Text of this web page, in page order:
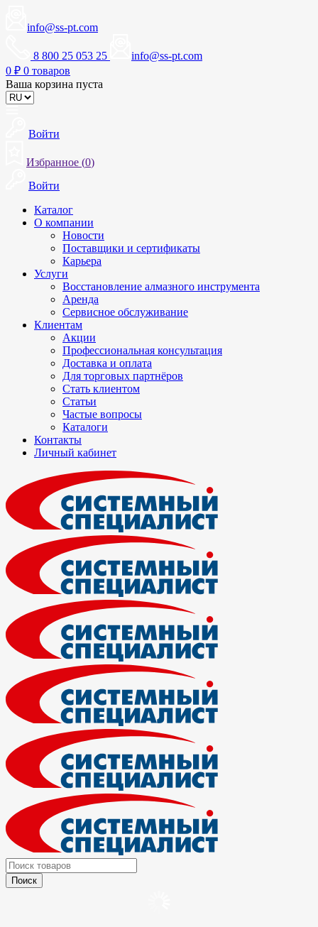
info@ss-pt.com
8 800 25 053 25
info@ss-pt.com
0 ₽ 0 товаров
Ваша корзина пуста
Войти
Избранное (0)
Войти
Каталог
О компании
Новости
Поставщики и сертификаты
Карьера
Услуги
Восстановление алмазного инструмента
Аренда
Сервисное обслуживание
Клиентам
Акции
Профессиональная консультация
Доставка и оплата
Для торговых партнёров
Стать клиентом
Статьи
Частые вопросы
Каталоги
Контакты
Личный кабинет